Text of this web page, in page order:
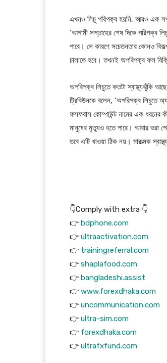
এখনও লিচু পরিপক্ব হয়নি, আরও এক
‘আগামী সপ্তাহের শেষ দিকে পরিপক্ব
পারে। সে কারণে সচেতনতার কোনও
চালাতে হবে। তখনই অপরিপক্ব ফল
অপরিপক্ব লিচুতে কতটা স্বাস্থ্যঝুঁকি আছে
ট্রিবিউনকে বলেন, ‘অপরিপক্ব লিচুতে
ফসফরাস কোম্পাউন্ট নামের এক ধরনের
মানুষের মৃত্যুও হতে পারে। আবার ভরা
তবে এটি খাওয়া ঠিক নয়। মারাত্মক
👇Comply with extra 👇
👉 bdphone.com
👉 ultraactivation.com
👉 trainingreferral.com
👉 shaplafood.com
👉 bangladeshi.assist
👉 www.forexdhaka.com
👉 uncommunication.com
👉 ultra-sim.com
👉 forexdhaka.com
👉 ultrafxfund.com